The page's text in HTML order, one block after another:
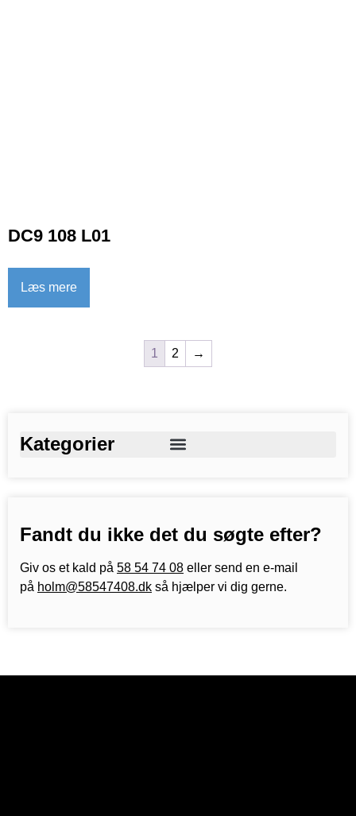
Kategorier
Fandt du ikke det du søgte efter?
Giv os et kald på 58 54 74 08 eller send en e-mail
på holm@58547408.dk så hjælper vi dig gerne.
DC9 108 L01
Læs mere
1 2 →